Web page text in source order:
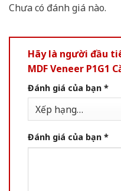
Chưa có đánh giá nào.
Hãy là người đầu
MDF Veneer P1G1
Đánh giá của bạn *
Đánh giá của bạn *